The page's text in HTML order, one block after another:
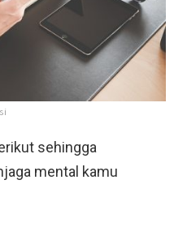
sehingga
mental kamu